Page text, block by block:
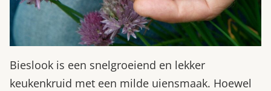
Bieslook is een snelgroeiend en lekker
keukenkruid met een milde uiensmaak. Hoewel